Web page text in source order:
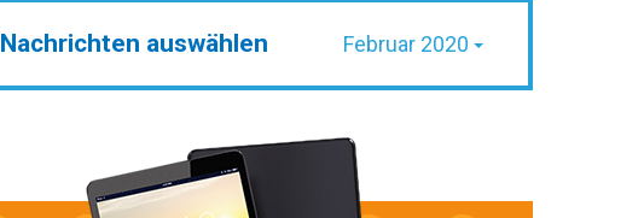
Nachrichten auswählen Februar 2020